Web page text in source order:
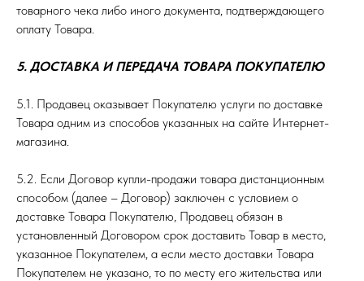
товарного чека либо иного документа, подтверждающего
оплату Товара.
5. ДОСТАВКА И ПЕРЕДАЧА ТОВАРА ПОКУПАТЕЛЮ
5.1. Продавец оказывает Покупателю услуги по доставке
Товара одним из способов указанных на сайте Интернет-
магазина.
5.2. Если Договор купли-продажи товара дистанционным
способом (далее – Договор) заключен с условием о
доставке Товара Покупателю, Продавец обязан в
установленный Договором срок доставить Товар в место,
указанное Покупателем, а если место доставки Товара
Покупателем не указано, то по месту его жительства или